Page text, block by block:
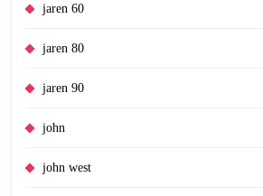
jaren 60
jaren 80
jaren 90
john
john west